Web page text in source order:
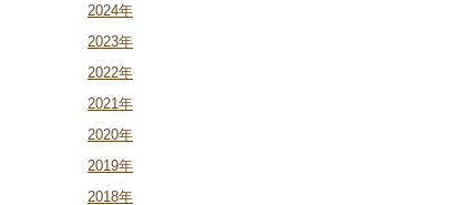
2024年
2023年
2022年
2021年
2020年
2019年
2018年